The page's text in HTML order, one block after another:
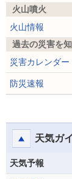
火山噴火
火山情報
過去の災害を
災害カレンダー
防災速報
天気ガ
天気予報